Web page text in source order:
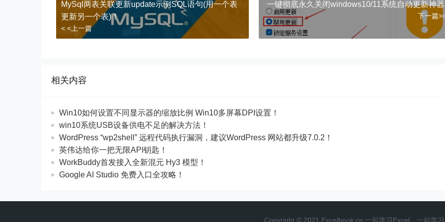
MySql两表关联更新update示例SQL语句(用一个表
更新另一个表)！
< <上一篇
一键彻底永久关闭windows10/11系统自动更新神
下一篇
相关内容
Win10如何设置不同显示器的缩放比例 Win10多屏幕DPI设置！
win10系统USB设备供电不足的解决方法！
WordPress “wp2shell” 远程代码执行漏洞，建议WordPress 网站都升级7.0.2！
英伟达给你一把无限API钥匙！
WorkBuddy首发接入全新混元 Hy3 模型！
Google AI Studio 免费入口全攻略！
Copyright © 2021 Excelbook.cn 一起学习Excel，一起学